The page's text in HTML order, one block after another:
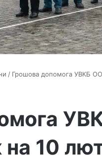
/ Грошова допомога УВКБ
на 10